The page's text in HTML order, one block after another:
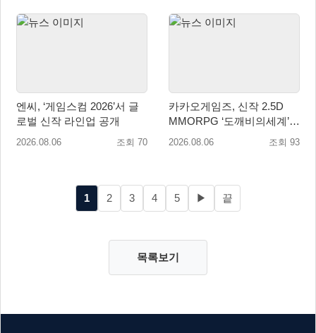
엔씨, ‘게임스컴 2026’서 글
로벌 신작 라인업 공개
2026.08.06 조회 70
카카오게임즈, 신작 2.5D
MMORPG ‘도깨비의세계’
천만 배우 박지훈 광고 모델
2026.08.06 조회 93
1 2 3 4 5 ▶ 끝
목록보기